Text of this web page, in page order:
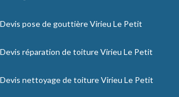
Devis pose de gouttière Virieu Le Petit
Devis réparation de toiture Virieu Le Petit
Devis nettoyage de toiture Virieu Le Petit